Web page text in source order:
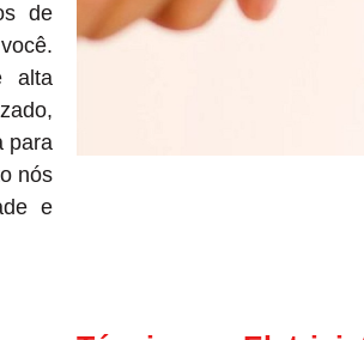
de
alta
para
nós
e